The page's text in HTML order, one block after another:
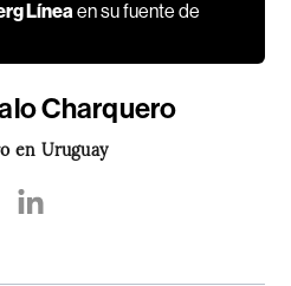
Líneaen su fuente de
Charquero
en Uruguay